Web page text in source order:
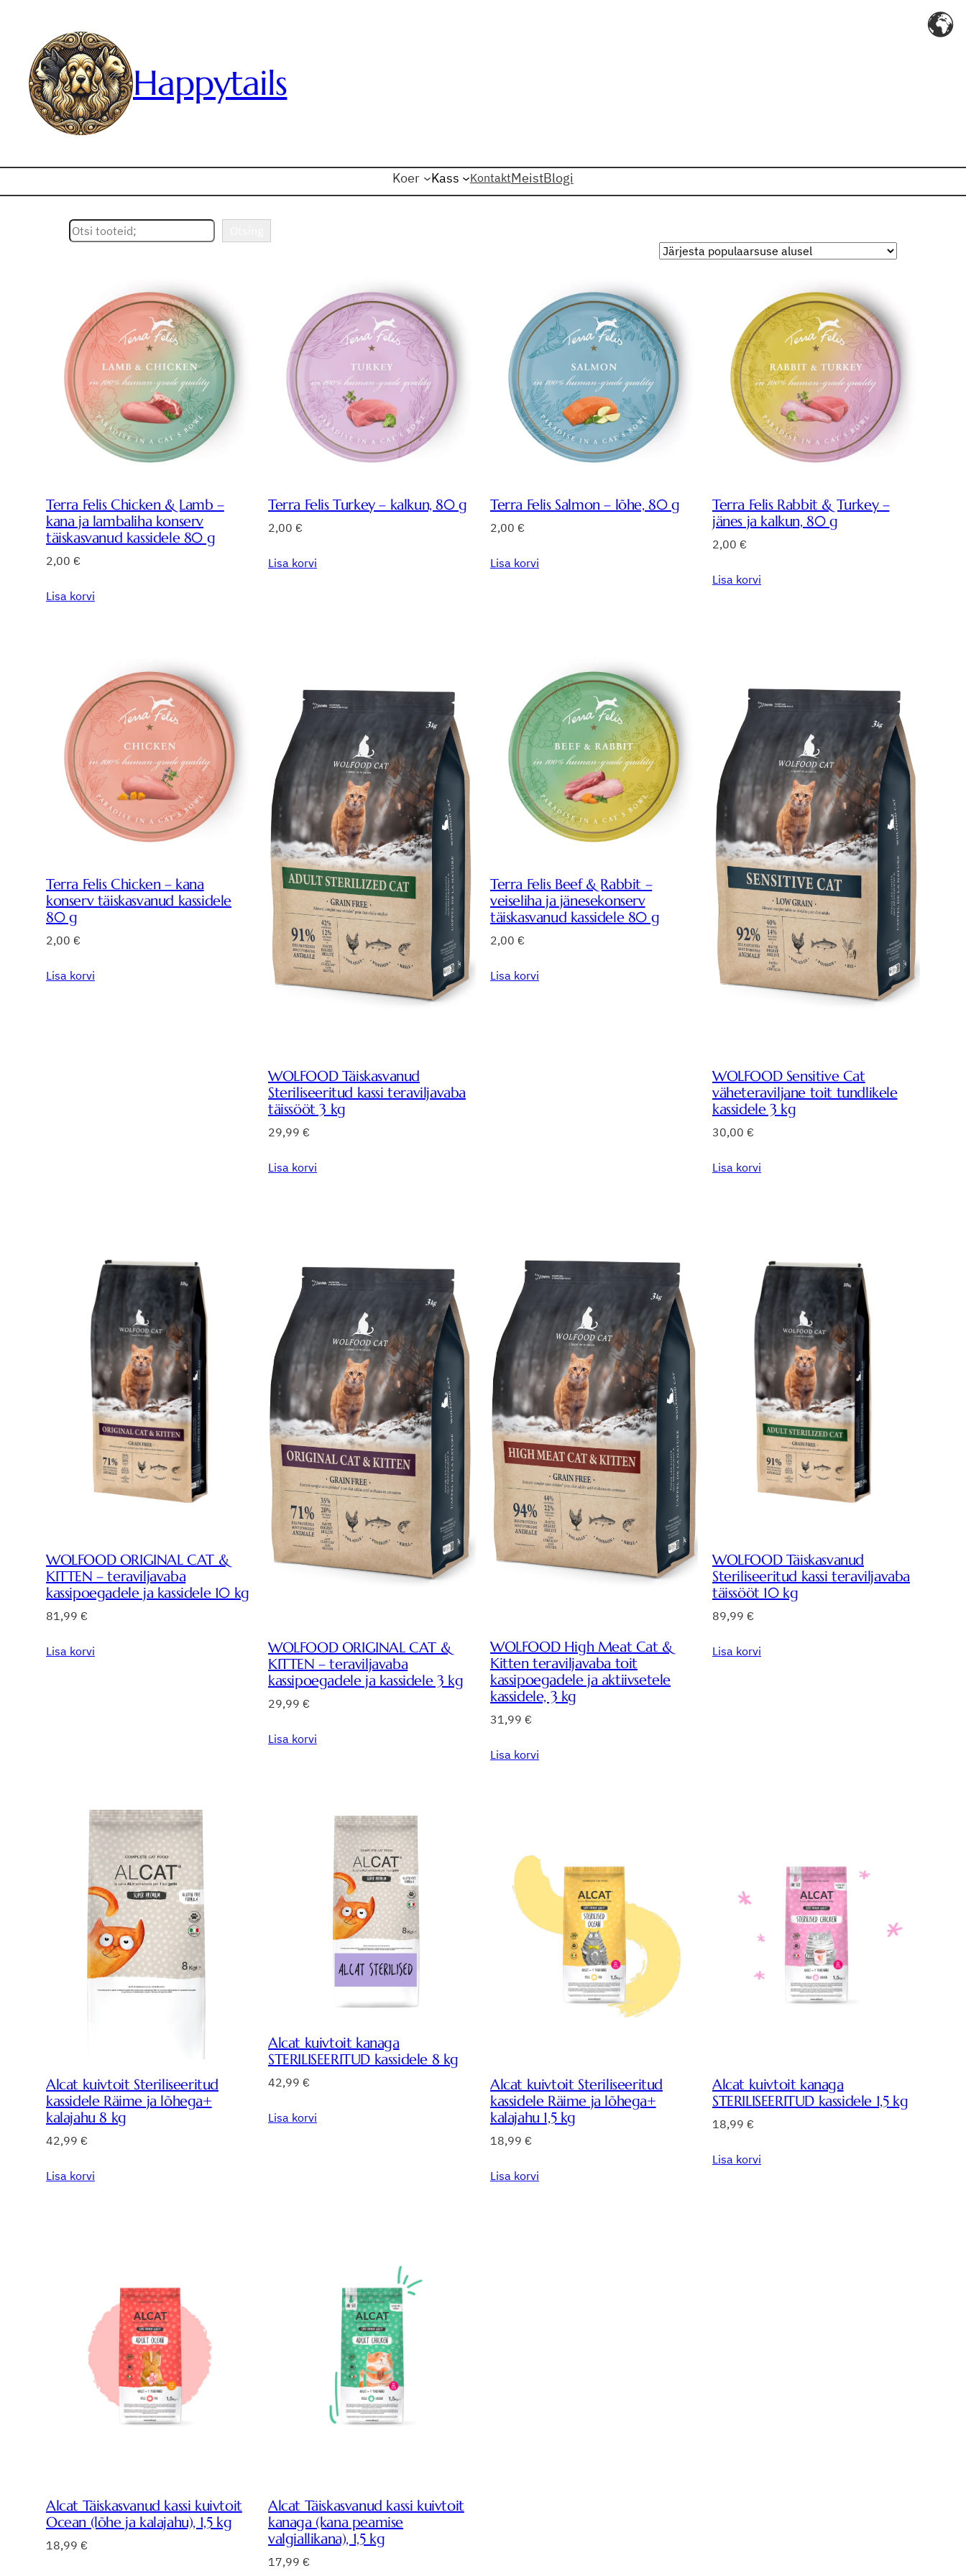
Happytails
Koer Kass KontaktMeistBlogi
Otsing
Terra Felis Chicken & Lamb –
kana ja lambaliha konserv
täiskasvanud kassidele 80 g
2,00 €
Lisa korvi
Terra Felis Turkey – kalkun, 80 g
2,00 €
Lisa korvi
Terra Felis Salmon – lõhe, 80 g
2,00 €
Lisa korvi
Terra Felis Rabbit & Turkey –
jänes ja kalkun, 80 g
2,00 €
Lisa korvi
Terra Felis Chicken – kana
konserv täiskasvanud kassidele
80 g
2,00 €
Lisa korvi
WOLFOOD Täiskasvanud
Steriliseeritud kassi teraviljavaba
täissööt 3 kg
29,99 €
Lisa korvi
Terra Felis Beef & Rabbit –
veiseliha ja jänesekonserv
täiskasvanud kassidele 80 g
2,00 €
Lisa korvi
WOLFOOD Sensitive Cat
väheteraviljane toit tundlikele
kassidele 3 kg
30,00 €
Lisa korvi
WOLFOOD ORIGINAL CAT &
KITTEN – teraviljavaba
kassipoegadele ja kassidele 10 kg
81,99 €
Lisa korvi
WOLFOOD ORIGINAL CAT &
KITTEN – teraviljavaba
kassipoegadele ja kassidele 3 kg
29,99 €
Lisa korvi
WOLFOOD High Meat Cat &
Kitten teraviljavaba toit
kassipoegadele ja aktiivsetele
kassidele, 3 kg
31,99 €
Lisa korvi
WOLFOOD Täiskasvanud
Steriliseeritud kassi teraviljavaba
täissööt 10 kg
89,99 €
Lisa korvi
Alcat kuivtoit Steriliseeritud
kassidele Räime ja lõhega+
kalajahu 8 kg
42,99 €
Lisa korvi
Alcat kuivtoit kanaga
STERILISEERITUD kassidele 8 kg
42,99 €
Lisa korvi
Alcat kuivtoit Steriliseeritud
kassidele Räime ja lõhega+
kalajahu 1,5 kg
18,99 €
Lisa korvi
Alcat kuivtoit kanaga
STERILISEERITUD kassidele 1,5 kg
18,99 €
Lisa korvi
Alcat Täiskasvanud kassi kuivtoit
Ocean (lõhe ja kalajahu), 1,5 kg
18,99 €
Alcat Täiskasvanud kassi kuivtoit
kanaga (kana peamise
valgiallikana), 1,5 kg
17,99 €